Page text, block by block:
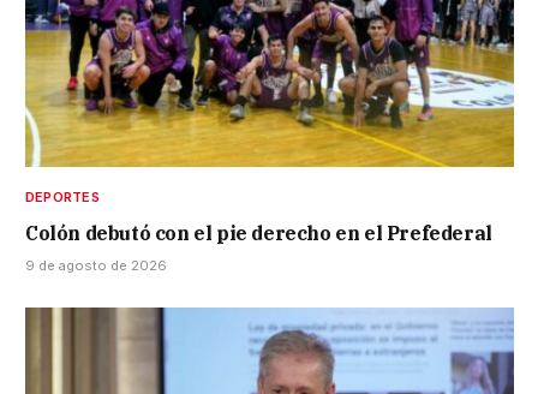
DEPORTES
Colón debutó con el pie derecho en el Prefederal
9 de agosto de 2026